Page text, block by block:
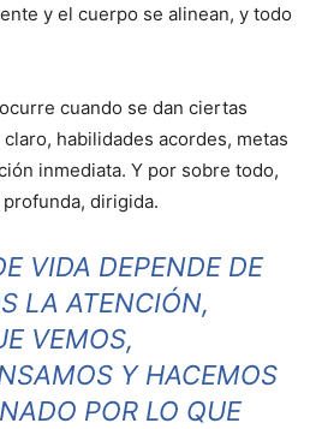
y el cuerpo se alinean, y todo
cuando se dan ciertas
habilidades acordes, metas
inmediata. Y por sobre todo,
dirigida.
VIDA DEPENDE DE
LA ATENCIÓN,
VEMOS,
Y HACEMOS
POR LO QUE